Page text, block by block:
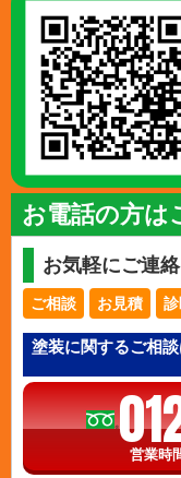
お電話の方は
お気軽にご連
ご相談 お見積
塗装に関するご相
営業時